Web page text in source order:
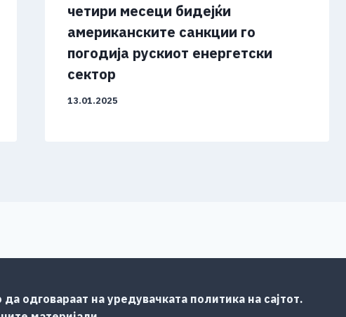
четири месеци бидејќи
американските санкции го
погодија рускиот енергетски
сектор
13.01.2025
одговараат на уредувачката политика на сајтот.